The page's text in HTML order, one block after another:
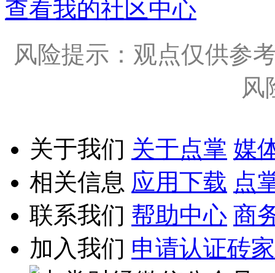
查看我的社区中心
风险提示：观点仅供参
风
关于我们 关于点掌 媒
相关信息 应用下载 点
联系我们 帮助中心 商
加入我们 申请认证砖家